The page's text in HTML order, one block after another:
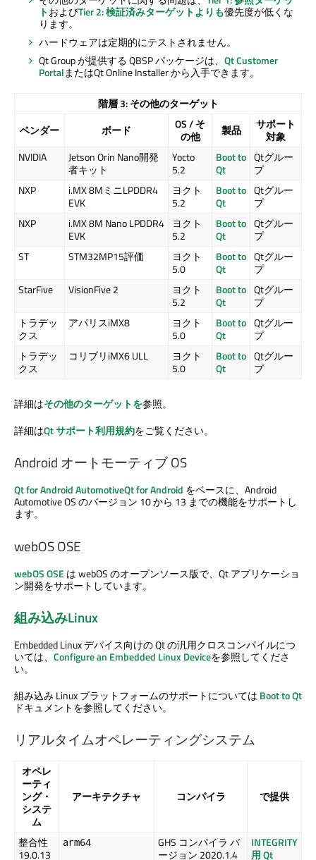
トおよびTier 2: 検証済みターゲットよりも優先度が低くな
ります。
ハードウェアは定期的にテストされません。
Qt Group が提供する QBSP パッケージは、 Qt Customer
PortalまたはQt Online Installerから入手できます。
階層 3: その他のターゲット
ベンダー
ボード
OS / そ
の他
製品
サポート
対象
NVIDIA
Jetson Orin Nano開発
者キット
Yocto
5.2
Boot to
Qt
Qtグルー
プ
NXP
i.MX 8MミニLPDDR4
EVK
ヨクト
5.2
Boot to
Qt
Qtグルー
プ
NXP
i.MX 8M Nano LPDDR4
EVK
ヨクト
5.2
Boot to
Qt
Qtグルー
プ
ST
STM32MP15評価
ヨクト
5.0
Boot to
Qt
Qtグルー
プ
StarFive
VisionFive 2
ヨクト
5.2
Boot to
Qt
Qtグルー
プ
トラデッ
クス
アパリスiMX8
ヨクト
5.0
Boot to
Qt
Qtグルー
プ
トラデッ
クス
コリブリiMX6 ULL
ヨクト
5.0
Boot to
Qt
Qtグルー
プ
詳細はその他のターゲットを参照。
詳細はQt サポート利用規約をご覧ください。
Android オートモーティブ OS
Qt for Android AutomotiveQt for Android をベースに、Android
Automotive OS のバージョン 10 から 13 までの機能をサポートし
ます。
webOS OSE
webOS OSEは webOS のオープンソース版で、Qt アプリケーショ
ン開発をサポートしています。
組み込みLinux
Embedded Linux デバイス向けの Qt の汎用クロスコンパイルにつ
いては、 Configure an Embedded Linux Deviceを参照してくださ
い。
組み込み Linux プラットフォームのサポートについては Boot to Qt
ドキュメントを参照してください。
リアルタイムオペレーティングシステム
オペレ
ーティ
ング・
システ
ム
アーキテクチャ コンパイラ で提供
整合性
19.0.13
arm64
GHS コンパイラ バ
ージョン 2020.1.4
INTEGRITY
用 Qt